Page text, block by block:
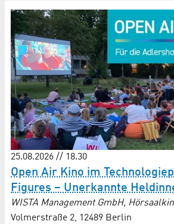
25.08.2026 // 18.30
Open Air Kino im
Figures – Unerkannte
WISTA Management GmbH,
Volmerstraße 2, 12489 Berlin